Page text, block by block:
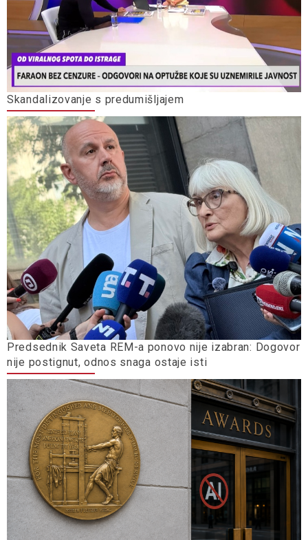
Skandalizovanje s predumišljajem
Predsednik Saveta REM-a ponovo nije izabran: Dogovor
nije postignut, odnos snaga ostaje isti